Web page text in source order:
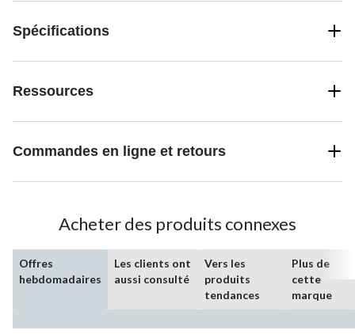
Spécifications
Ressources
Commandes en ligne et retours
Acheter des produits connexes
Offres
hebdomadaires
Les clients ont
aussi consulté
Vers les
produits
tendances
Plus de
cette
marque